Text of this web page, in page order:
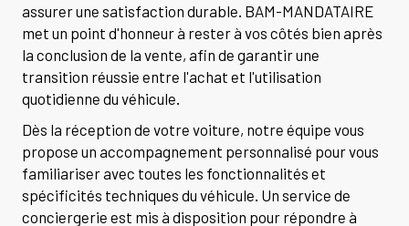
assurer une satisfaction durable. BAM-MANDATAIRE
met un point d'honneur à rester à vos côtés bien après
la conclusion de la vente, afin de garantir une
transition réussie entre l'achat et l'utilisation
quotidienne du véhicule.
Dès la réception de votre voiture, notre équipe vous
propose un accompagnement personnalisé pour vous
familiariser avec toutes les fonctionnalités et
spécificités techniques du véhicule. Un service de
conciergerie est mis à disposition pour répondre à